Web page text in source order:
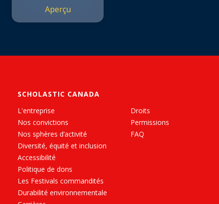
Aperçu
SCHOLASTIC CANADA
L'entreprise
Nos convictions
Nos sphères d’activité
Diversité, équité et inclusion
Accessibilité
Politique de dons
Les Festivals commandités
Durabilité environnementale
Droits
Permissions
FAQ